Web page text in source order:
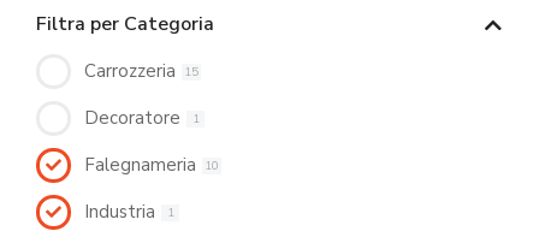
Filtra per Categoria
Carrozzeria 15
Decoratore 1
Falegnameria 10
Industria 1